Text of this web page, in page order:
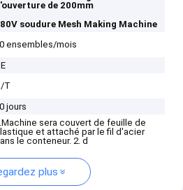
de 200mm
soudure Mesh Making Machine
ensembles/mois
T
jours
sera couvert de feuille de
et attaché par le fil d'acier
le conteneur. 2. d
plus